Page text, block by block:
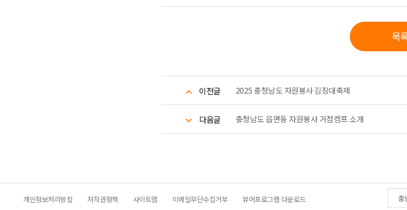
목
이전글 2025 충청남도 자원봉사 김장대축제
다음글 충청남도 읍면동 자원봉사 거점캠프 소개
개인정보처리방침 저작권정책 사이트맵 이메일무단수집거부 뷰어프로그램 다운로드 충